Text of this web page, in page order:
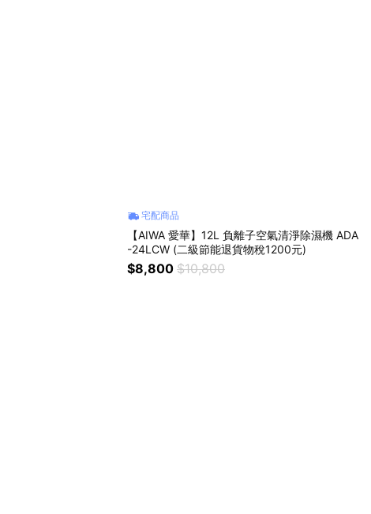
宅配商品
【AIWA 愛華】12L 負離子空氣清淨除濕機 ADA
-24LCW (二級節能退貨物稅1200元)
$8,800 $10,800